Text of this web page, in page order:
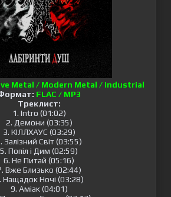
Metal / Modern Metal / Industrial
FLAC / MP3
Треклист:
1. Intro (01:02)
2. Демони (03:35)
3. КІЛЛХАУС (03:29)
Залізний Світ (03:55)
5. Попіл і Дим (02:59)
6. Не Питай (05:16)
Вже Близько (02:44)
Нащадок Ночі (03:28)
9. Аміак (04:01)